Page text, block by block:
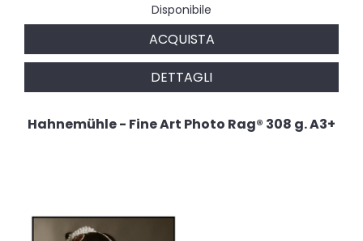
Disponibile
ACQUISTA
DETTAGLI
Hahnemühle - Fine Art Photo Rag® 308 g. A3+